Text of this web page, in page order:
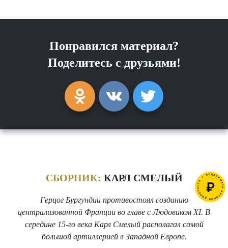
Понравился материал?
Поделитесь с друзьями!
СБОРНИК: КАРЛ СМЕЛЫЙ
Герцог Бургундии противостоял созданию
централизованной Франции во главе с Людовиком XI. В
середине 15-го века Карл Смелый располагал самой
большой артиллерией в Западной Европе.